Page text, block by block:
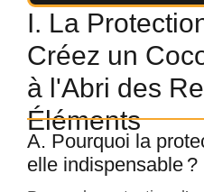
I. La
Créez un
à l'Abri des
Éléments
A. Pourquoi la
elle indispensable ?